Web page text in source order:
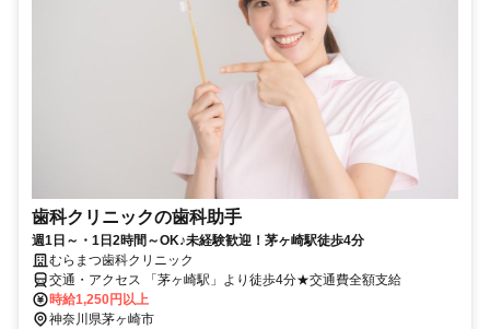
歯科クリニックの歯科助手
週1日～・1日2時間～OK♪未経験歓迎！茅ヶ崎駅徒歩4分
むらまつ歯科クリニック
交通・アクセス 「茅ヶ崎駅」より徒歩4分★交通費全額支給
時給1,250円以上
神奈川県茅ヶ崎市